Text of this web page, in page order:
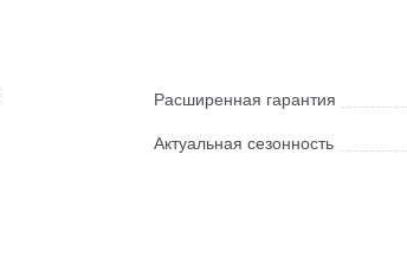
Расширенная гарантия
Актуальная сезонность